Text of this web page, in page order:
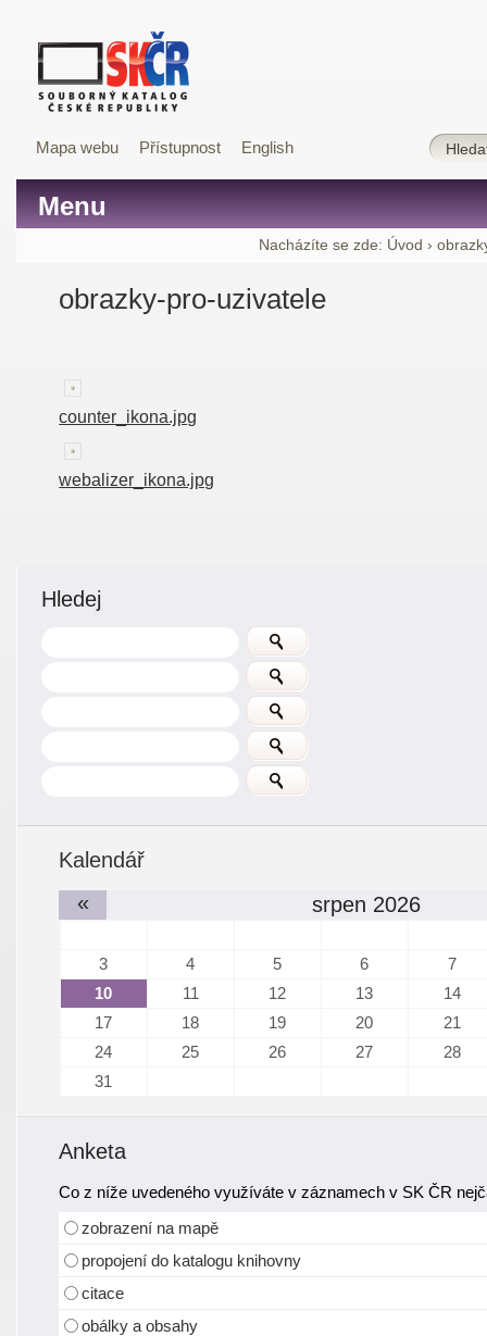
Mapa webu Přístupnost English
Menu
Nacházíte se zde: Úvod ›
obrazky-pro-uzivatele
counter_ikona.jpg
webalizer_ikona.jpg
Hledej
Kalendář
«
srpen 2026
3 4 5 6
7
10
11 12 13
14
17
18 19 20
21
24
25 26 27
28
31
Anketa
Co z níže uvedeného využíváte v záznamech v SK ČR
zobrazení na mapě
propojení do katalogu knihovny
citace
obálky a obsahy